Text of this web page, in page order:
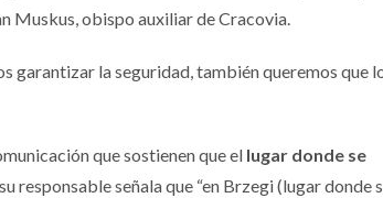
Muskus, obispo auxiliar de Cracovia.
garantizar la seguridad, también queremos que
que sostienen que el lugar donde se
su responsable señala que “en Brzegi (lugar donde